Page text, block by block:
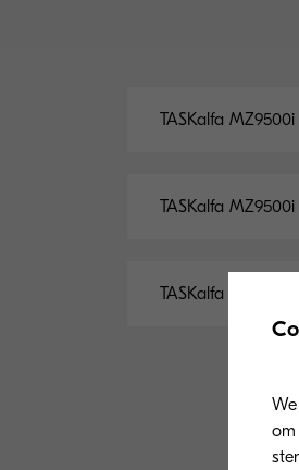
TASKalfa
TASKalfa
TASKalfa MZ9500i
om